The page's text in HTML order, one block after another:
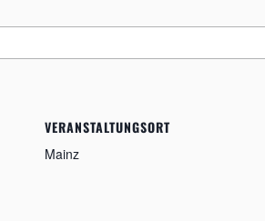
VERANSTALTUNGSORT
Mainz